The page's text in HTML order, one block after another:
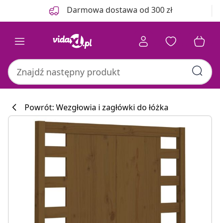
Darmowa dostawa od 300 zł
Powrót: Wezgłowia i zagłówki do łóżka